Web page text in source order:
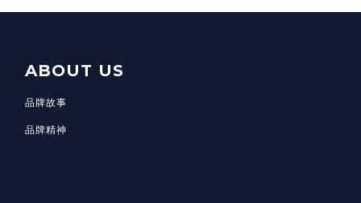
ABOUT US
品牌故事
品牌精神